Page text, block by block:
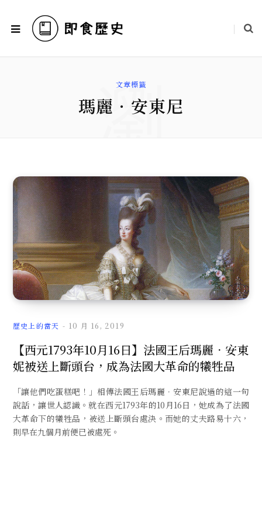
文章標籤
瑪麗．安東尼
瀏
覽
文
章
歷史上的當天 10 月 16, 2019
【西元1793年10月16日】法國王后瑪麗．安東
妮被送上斷頭台，成為法國大革命的犧牲品
「讓他們吃蛋糕吧！」相傳法國王后瑪麗．安東尼說過的這一句
說話，讓世人認識。就在西元1793年的10月16日，她成為了法國
大革命下的犧牲品，被送上斷頭台處決。而她的丈夫路易十六，
則早在九個月前便已被處死。